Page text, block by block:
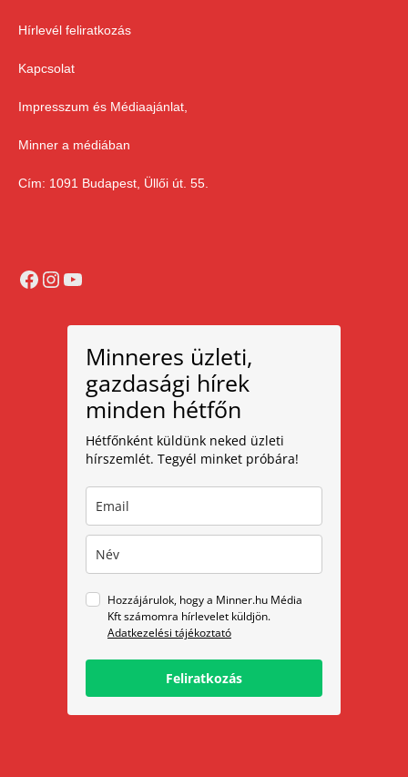
Hírlevél feliratkozás
Kapcsolat
Impresszum és Médiaajánlat,
Minner a médiában
Cím: 1091 Budapest, Üllői út. 55.
Facebook
Instagram
YouTube
Minneres üzleti,
gazdasági hírek
minden hétfőn
Hétfőnként küldünk neked üzleti
hírszemlét. Tegyél minket próbára!
Hozzájárulok, hogy a Minner.hu Média
Kft számomra hírlevelet küldjön.
Adatkezelési tájékoztató
Feliratkozás